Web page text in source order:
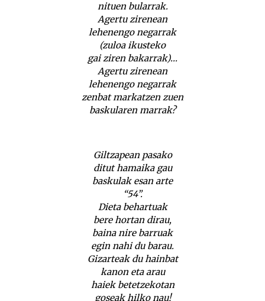
nituen bularrak.
Agertu zirenean
lehenengo negarrak
(zuloa ikusteko
gai ziren bakarrak)…
Agertu zirenean
lehenengo negarrak
zenbat markatzen zuen
baskularen marrak?
Giltzapean pasako
ditut hamaika gau
baskulak esan arte
“54”.
Dieta behartuak
bere hortan dirau,
baina nire barruak
egin nahi du barau.
Gizarteak du hainbat
kanon eta arau
haiek betetzekotan
goseak hilko nau!